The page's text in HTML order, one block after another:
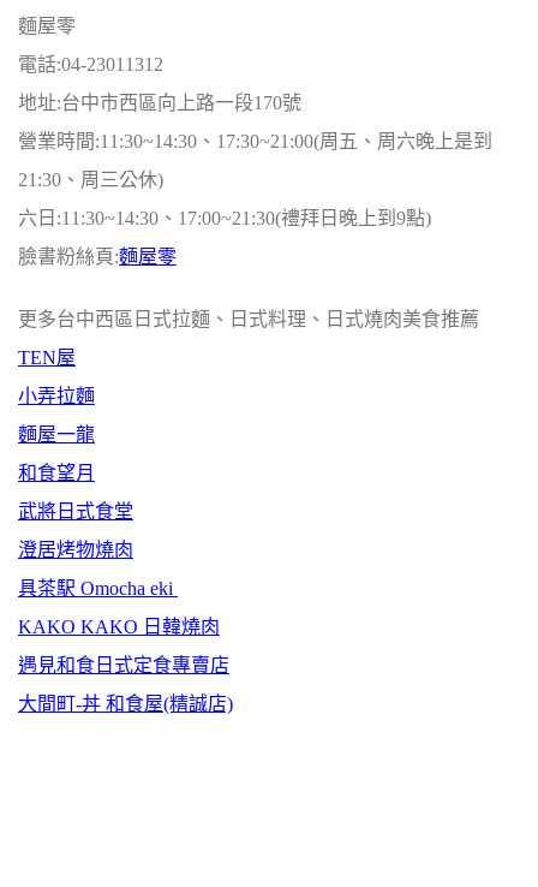
麵屋零
電話:04-23011312
地址:台中市西區向上路一段170號
營業時間:11:30~14:30、17:30~21:00(周五、周六晚上是到
21:30、周三公休)
六日:11:30~14:30、17:00~21:30(禮拜日晚上到9點)
臉書粉絲頁:麵屋零
更多台中西區日式拉麵、日式料理、日式燒肉美食推薦
TEN屋
小弄拉麵
麵屋一龍
和食望月
武將日式食堂
澄居烤物燒肉
具茶駅 Omocha eki
KAKO KAKO 日韓燒肉
遇見和食日式定食專賣店
大間町-丼 和食屋(精誠店)